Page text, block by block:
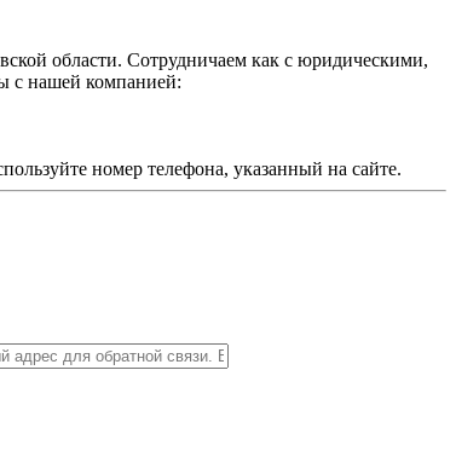
области. Сотрудничаем как с юридическими,
с нашей компанией:
номер телефона, указанный на сайте.